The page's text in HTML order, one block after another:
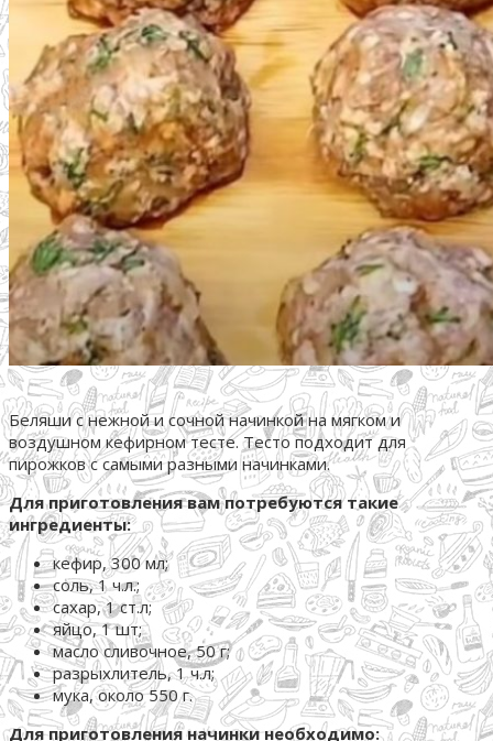
Беляши с нежной и сочной начинкой на мягком и
воздушном кефирном тесте. Тесто подходит для
пирожков с самыми разными начинками.
Для приготовления вам потребуются такие
ингредиенты:
кефир, 300 мл;
соль, 1 ч.л.;
сахар, 1 ст.л;
яйцо, 1 шт;
масло сливочное, 50 г;
разрыхлитель, 1 ч.л;
мука, около 550 г.
Для приготовления начинки необходимо: